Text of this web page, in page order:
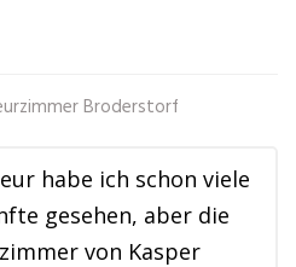
Broderstorf
habe ich schon viele
gesehen, aber die
von Kasper